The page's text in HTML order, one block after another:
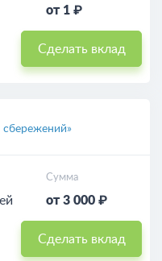
от 1 ₽
Сделать вклад
Сумма
от 3 000 ₽
Сделать вклад